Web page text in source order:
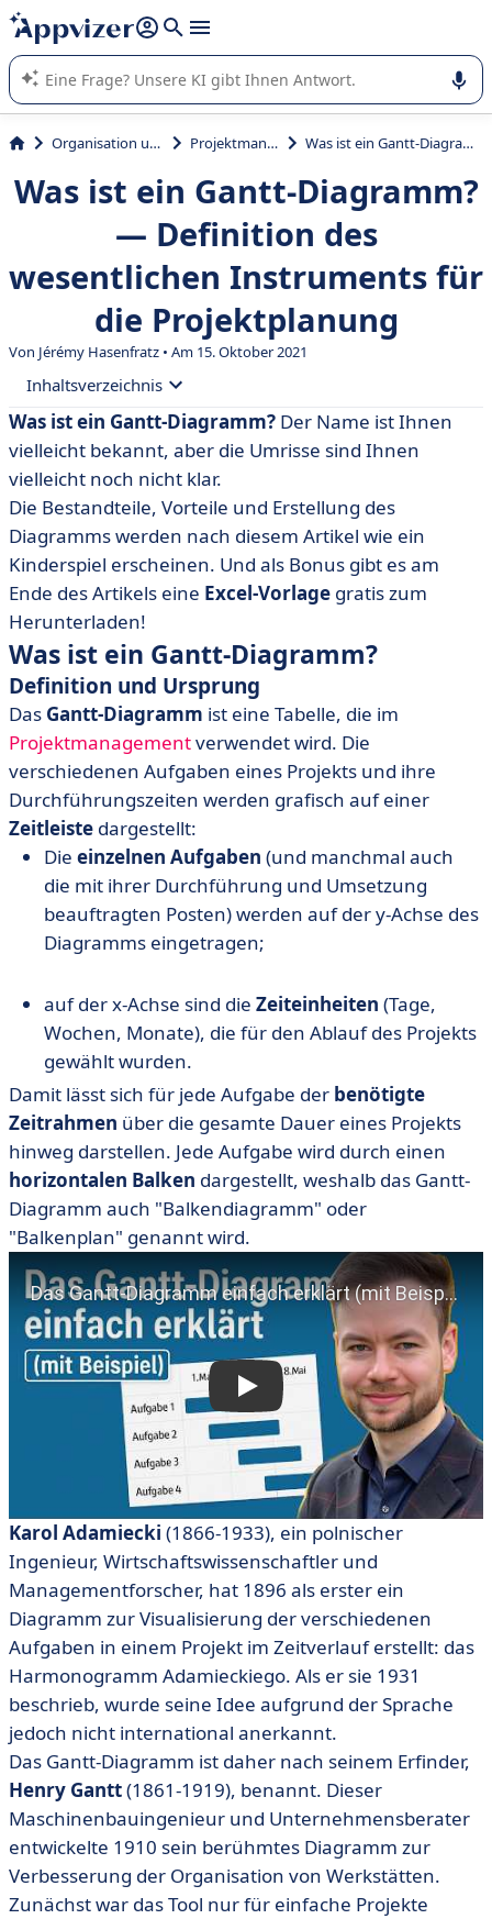
beantworten (mehrere Zeilen mit
Die KI von Appvizer führt Sie bei der Nutzung oder Auswahl
von SaaS-Software in Unternehmen.
Organisation und Planung Projektmanagement Was ist ein Gantt-Diagramm? — Definition des wesentlichen Instruments für die Projektplanung
Was ist ein Gantt-Diagramm?
— Definition des
wesentlichen Instruments für
die Projektplanung
Von Jérémy Hasenfratz • Am 15. Oktober 2021
Inhaltsverzeichnis
• Was ist ein Gantt-Diagramm?
• Die 5 Vorteile des Gantt-Charts
• Welche Elemente sind im Gantt-Diagramm
dargestellt?
• Gantt-Diagramm-Software
• [Kostenlos] Gantt-Diagramm Vorlage
Was ist ein Gantt-Diagramm? Der Name ist Ihnen
vielleicht bekannt, aber die Umrisse sind Ihnen
vielleicht noch nicht klar.
Die Bestandteile, Vorteile und Erstellung des
Diagramms werden nach diesem Artikel wie ein
Kinderspiel erscheinen. Und als Bonus gibt es am
Ende des Artikels eine Excel-Vorlage gratis zum
Herunterladen!
Was ist ein Gantt-Diagramm?
Definition und Ursprung
Das Gantt-Diagramm ist eine Tabelle, die im
Projektmanagementverwendet wird. Die
verschiedenen Aufgaben eines Projekts und ihre
Durchführungszeiten werden grafisch auf einer
Zeitleiste dargestellt:
​​Die einzelnen Aufgaben (und manchmal auch
die mit ihrer Durchführung und Umsetzung
beauftragten Posten) werden auf der y-Achse des
Diagramms eingetragen;
auf der x-Achse sind die Zeiteinheiten (Tage,
Wochen, Monate), die für den Ablauf des Projekts
gewählt wurden.
Damit lässt sich für jede Aufgabe der benötigte
Zeitrahmen über die gesamte Dauer eines Projekts
hinweg darstellen. Jede Aufgabe wird durch einen
horizontalen Balken dargestellt, weshalb das Gantt-
Diagramm auch "Balkendiagramm" oder
"Balkenplan" genannt wird.
Karol Adamiecki (1866-1933), ein polnischer
Ingenieur, Wirtschaftswissenschaftler und
Managementforscher, hat 1896 als erster ein
Diagramm zur Visualisierung der verschiedenen
Aufgaben in einem Projekt im Zeitverlauf erstellt: das
Harmonogramm Adamieckiego. Als er sie 1931
beschrieb, wurde seine Idee aufgrund der Sprache
jedoch nicht international anerkannt.
Das Gantt-Diagramm ist daher nach seinem Erfinder,
Henry Gantt(1861-1919), benannt. Dieser
Maschinenbauingenieur und Unternehmensberater
entwickelte 1910 sein berühmtes Diagramm zur
Verbesserung der Organisation von Werkstätten.
Zunächst war das Tool nur für einfache Projekte